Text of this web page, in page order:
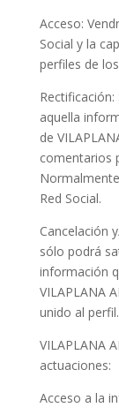
Acceso:
Social y la
perfiles de
aquella
de
comentarios
Red Social.
Cancelación
sólo podrá
información
VILAPLANA
unido al perfil.
VILAPLANA
actuaciones:
Acceso a la